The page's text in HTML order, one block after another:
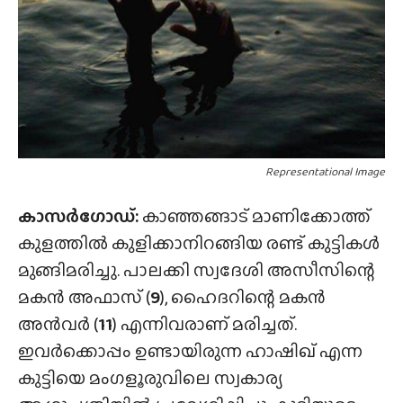
Representational Image
കാസർഗോഡ്:കാഞ്ഞങ്ങാട് മാണിക്കോത്ത്
കുളത്തിൽ കുളിക്കാനിറങ്ങിയ രണ്ട് കുട്ടികൾ
മുങ്ങിമരിച്ചു. പാലക്കി സ്വദേശി അസീസിന്റെ
മകൻ അഫാസ് (9), ഹൈദറിന്റെ മകൻ
അൻവർ (11) എന്നിവരാണ് മരിച്ചത്.
ഇവർക്കൊപ്പം ഉണ്ടായിരുന്ന ഹാഷിഖ് എന്ന
കുട്ടിയെ മംഗളൂരുവിലെ സ്വകാര്യ